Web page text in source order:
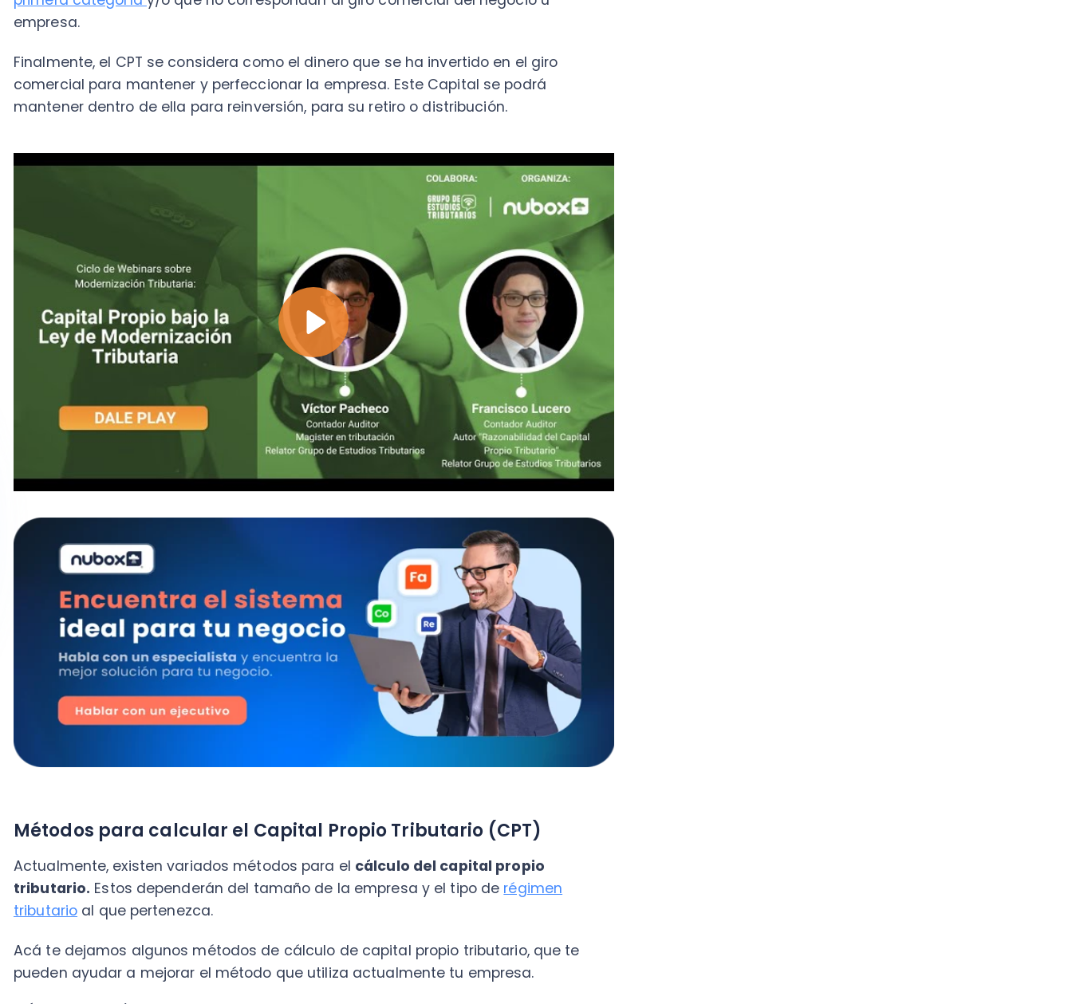
Métodos para calcular el Capital Propio Tributario (CPT)
Actualmente, existen variados métodos para elcálculo del capital propio
tributario.Estos dependerán del tamaño de la empresa y el tipo de régimen
tributarioal que pertenezca.
Acá te dejamos algunos métodos de cálculo de capital propio tributario, que te
pueden ayudar a mejorar el método que utiliza actualmente tu empresa.
Método del activo
conocer su valor tributario. Al finalizar la operación, se deberán restar también los
pasivos valorizados tributariamente.
Método del patrimonio
Al calcular bajo este método, se debe considerar que será aplicado sobre el
patrimonio del contribuyente de acuerdo al
También se deben contemplar todos los criterios y las valorizaciones estipulados
en el Código Tributario.